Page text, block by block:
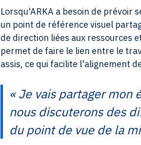
Lorsqu'ARKA a besoin de prévoir
un point de référence visuel
de direction liées aux ressources
permet de faire le lien entre le
assis, ce qui facilite l'alignement
« Je vais partager mon
nous discuterons des
du point de vue de la